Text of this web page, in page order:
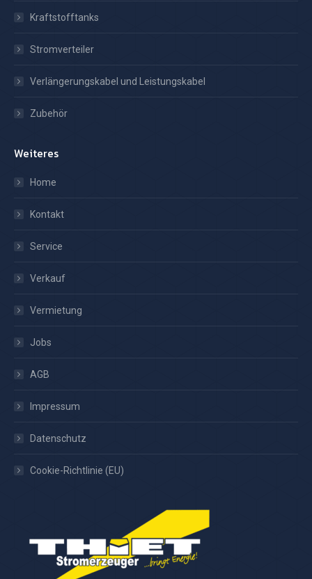
Kraftstofftanks
Stromverteiler
Verlängerungskabel und Leistungskabel
Zubehör
Weiteres
Home
Kontakt
Service
Verkauf
Vermietung
Jobs
AGB
Impressum
Datenschutz
Cookie-Richtlinie (EU)